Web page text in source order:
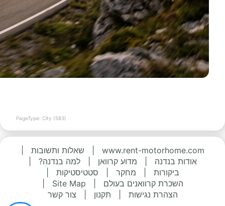
PageType: City (583)
www.rent-motorhome.com שאלות ותשובות
אודות בנדנה
מדוע קרוואן למה בנדנה?
ביקורות
מחקר סטטיסטיקות
השכרת קרוואנים בעולם
Site Map
הצהרת נגישות
תקנון צור קשר